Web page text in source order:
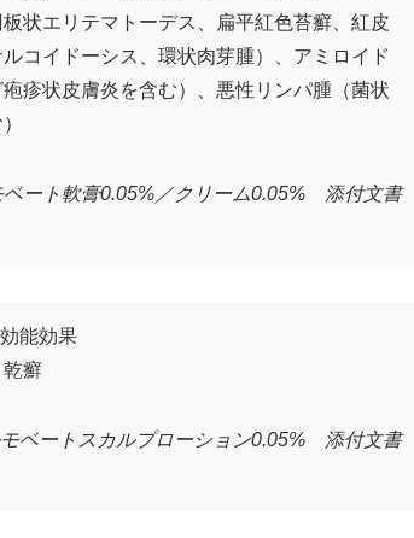
状エリテマトーデス、扁平紅色苔癬、紅皮
コイドーシス、環状肉芽腫）、アミロイド
疹状皮膚炎を含む）、悪性リンパ腫（菌状
ベート軟膏0.05%／クリーム0.05% 添付文書
能効果
癬
ベートスカルプローション0.05% 添付文書